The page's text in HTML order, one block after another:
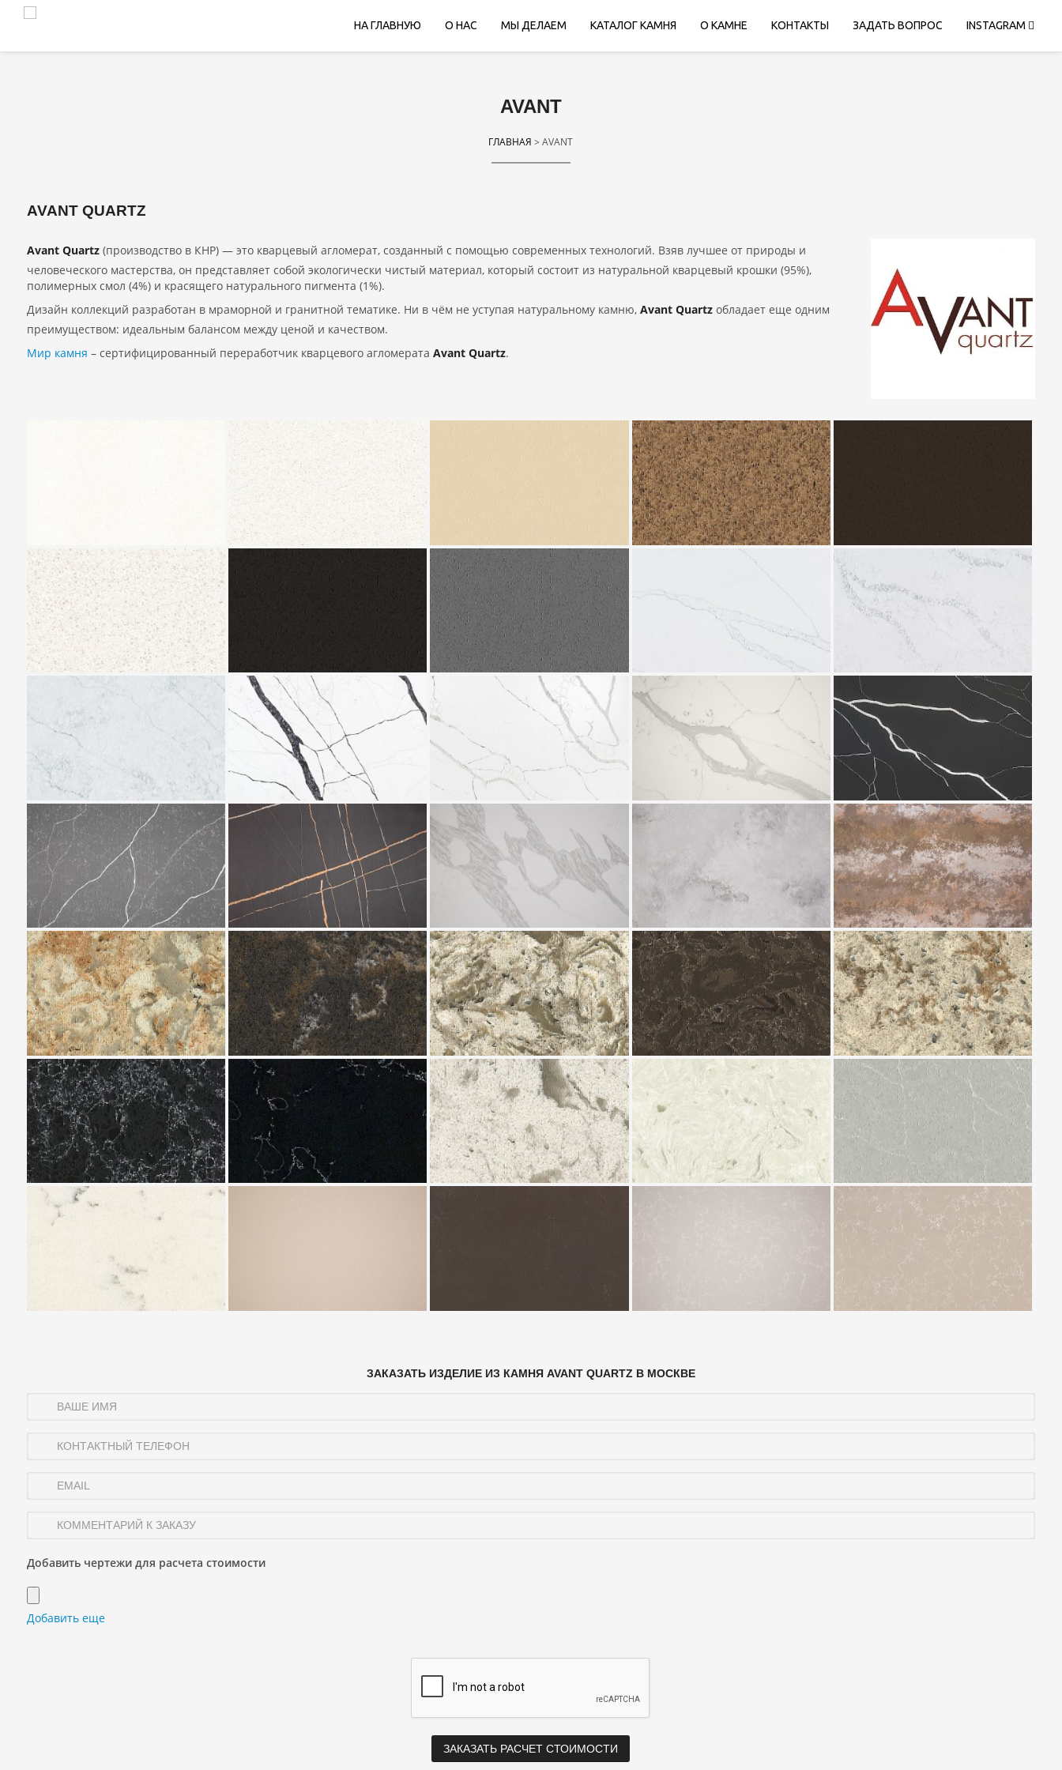
НА ГЛАВНУЮ О НАС МЫ ДЕЛАЕМ КАТАЛОГ КАМНЯ О КАМНЕ КОНТАКТЫ ЗАДАТЬ ВОПРОС INSTAGRAM
AVANT
ГЛАВНАЯ > AVANT
AVANT QUARTZ
Avant Quartz(производство в КНР) — это кварцевый агломерат, созданный с помощью современных технологий. Взяв лучшее от природы и
человеческого мастерства, он представляет собой экологически чистый материал, который состоит из натуральной кварцевый крошки (95%),
полимерных смол (4%) и красящего натурального пигмента (1%).
Дизайн коллекций разработан в мраморной и гранитной тематике. Ни в чём не уступая натуральному камню, Avant Quartzобладает еще одним
преимуществом: идеальным балансом между ценой и качеством.
Мир камня – сертифицированный переработчик кварцевого агломерата Avant Quartz.
ЗАКАЗАТЬ ИЗДЕЛИЕ ИЗ КАМНЯ AVANT QUARTZ В МОСКВЕ
Добавить чертежи для расчета стоимости
Добавить еще